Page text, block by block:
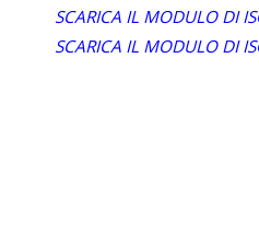
SCARICA IL MODULO DI
SCARICA IL MODULO DI